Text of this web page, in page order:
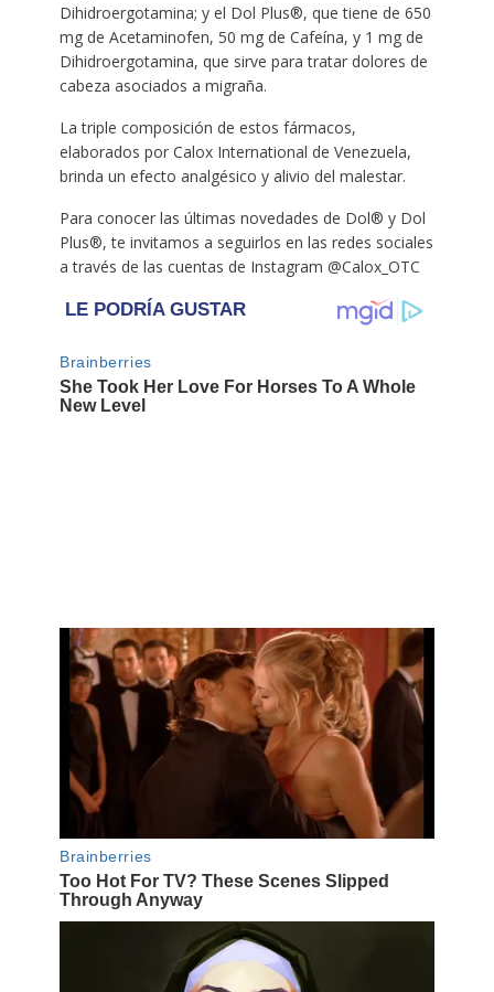
Dihidroergotamina; y el Dol Plus®, que tiene de 650
mg de Acetaminofen, 50 mg de Cafeína, y 1 mg de
Dihidroergotamina, que sirve para tratar dolores de
cabeza asociados a migraña.
La triple composición de estos fármacos,
elaborados por Calox International de Venezuela,
brinda un efecto analgésico y alivio del malestar.
Para conocer las últimas novedades de Dol® y Dol
Plus®, te invitamos a seguirlos en las redes sociales
a través de las cuentas de Instagram @Calox_OTC